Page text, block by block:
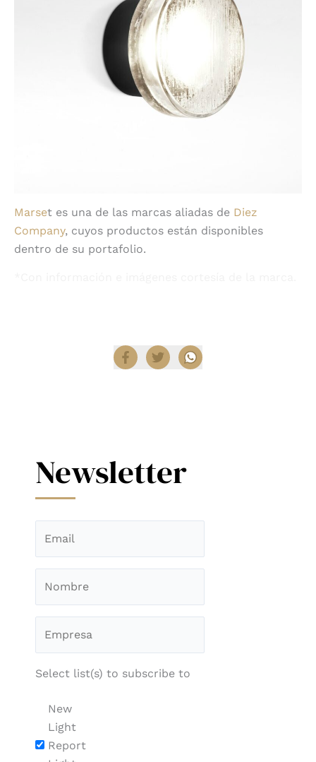
Marset es una de las marcas aliadas de Diez
Company, cuyos productos están disponibles
dentro de su portafolio.
Newsletter
Select list(s) to subscribe to
New
Light
Report